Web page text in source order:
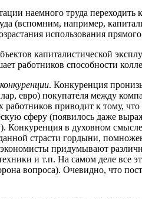
наемного труда
(вспомним, например,
использования
капиталистической
работников способности
конкуренции. Конкуренция
евро) покупателя между
приводит к тому,
сферу (появилось даже
). Конкуренция в духовном
страсти гордыни,
придумывают
и т.п. На самом деле
вопроса). Очевидно, что